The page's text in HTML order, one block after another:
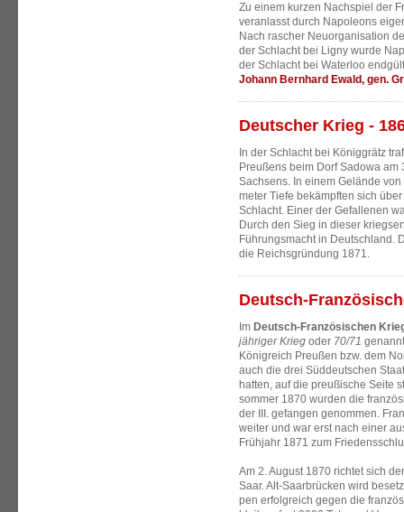
Zu einem kurzen Nachspiel der
veranlasst durch Napoleons
Nach rascher Neuorganisation
der Schlacht bei Ligny wurde
der Schlacht bei Waterloo
Johann Bernhard Ewald, gen.
Deutscher Krieg -
In der Schlacht bei Königgrätz
Preußens beim Dorf Sadowa
Sachsens. In einem Gelände
meter Tiefe bekämpften sich
Schlacht. Einer der Gefallenen
Durch den Sieg in dieser
Führungsmacht in Deutschland.
die Reichsgründung 1871.
Deutsch-
Im Deutsch-Französischen
jähriger Krieg oder 70/71
Königreich Preußen bzw. dem
auch die drei Süddeutschen
hatten, auf die preußische Seite
sommer 1870 wurden die
der III. gefangen genommen.
weiter und war erst nach einer
Frühjahr 1871 zum
Am 2. August 1870 richtet sich
Saar. Alt-Saarbrücken wird
pen erfolgreich gegen die